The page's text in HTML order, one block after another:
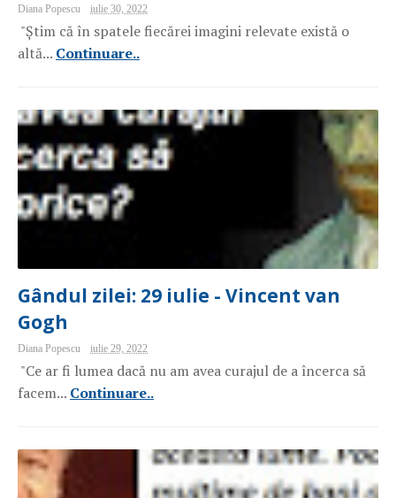
Diana Popescu iulie 30, 2022
"Știm că în spatele fiecărei imagini relevate există o
altă... Continuare..
Gândul zilei: 29 iulie - Vincent van
Gogh
Diana Popescu iulie 29, 2022
"Ce ar fi lumea dacă nu am avea curajul de a încerca să
facem... Continuare..